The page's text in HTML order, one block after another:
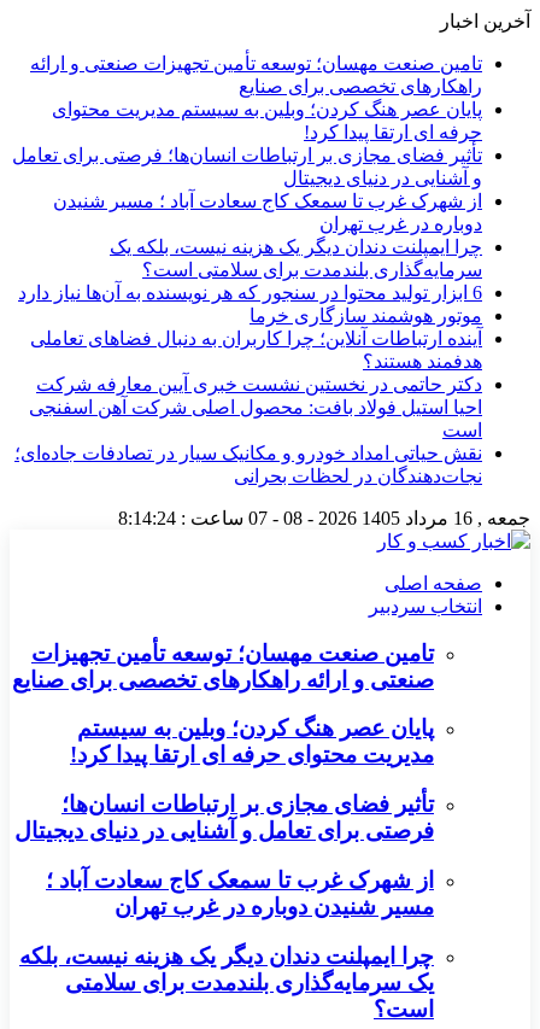
آخرین اخبار
تامین صنعت مهسان؛ توسعه تأمین تجهیزات صنعتی و ارائه
راهکارهای تخصصی برای صنایع
پایان عصر هنگ کردن؛ وبلین به سیستم مدیریت محتوای
حرفه ای ارتقا پیدا کرد!
تأثیر فضای مجازی بر ارتباطات انسان‌ها؛ فرصتی برای تعامل
و آشنایی در دنیای دیجیتال
از شهرک غرب تا سمعک کاج سعادت آباد ؛ مسیر شنیدن
دوباره در غرب تهران
چرا ایمپلنت دندان دیگر یک هزینه نیست، بلکه یک
سرمایه‌گذاری بلندمدت برای سلامتی است؟
6 ابزار تولید محتوا در سنجور که هر نویسنده به آن‌ها نیاز دارد
موتور هوشمند سازگاری خرما
آینده ارتباطات آنلاین؛ چرا کاربران به دنبال فضاهای تعاملی
هدفمند هستند؟
دکتر حاتمی در نخستین نشست خبری آیین معارفه شرکت
احیا استیل فولاد بافت: محصول اصلی شرکت آهن اسفنجی
است
نقش حیاتی امداد خودرو و مکانیک سیار در تصادفات جاده‌ای؛
نجات‌دهندگان در لحظات بحرانی
جمعه , 16 مرداد 1405 2026 - 08 - 07 ساعت : 8:14:25
صفحه اصلی
انتخاب سردبیر
تامین صنعت مهسان؛ توسعه تأمین تجهیزات
صنعتی و ارائه راهکارهای تخصصی برای صنایع
پایان عصر هنگ کردن؛ وبلین به سیستم
مدیریت محتوای حرفه ای ارتقا پیدا کرد!
تأثیر فضای مجازی بر ارتباطات انسان‌ها؛
فرصتی برای تعامل و آشنایی در دنیای دیجیتال
از شهرک غرب تا سمعک کاج سعادت آباد ؛
مسیر شنیدن دوباره در غرب تهران
چرا ایمپلنت دندان دیگر یک هزینه نیست، بلکه
یک سرمایه‌گذاری بلندمدت برای سلامتی
است؟